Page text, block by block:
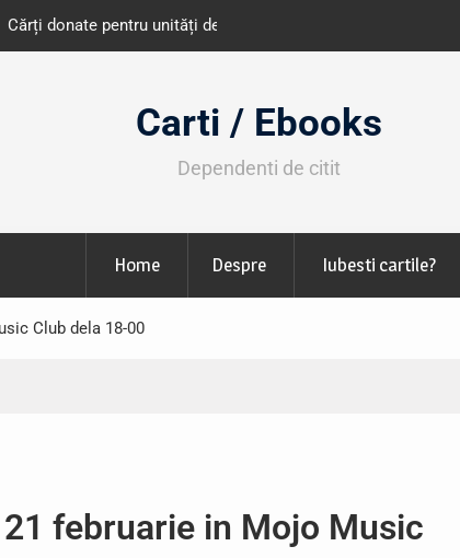
învățământ din România
octombrie
Carti / Ebooks
Dependenti de citit
Home Despre Iubesti cartile?
Club dela 18-00
februarie in Mojo Music